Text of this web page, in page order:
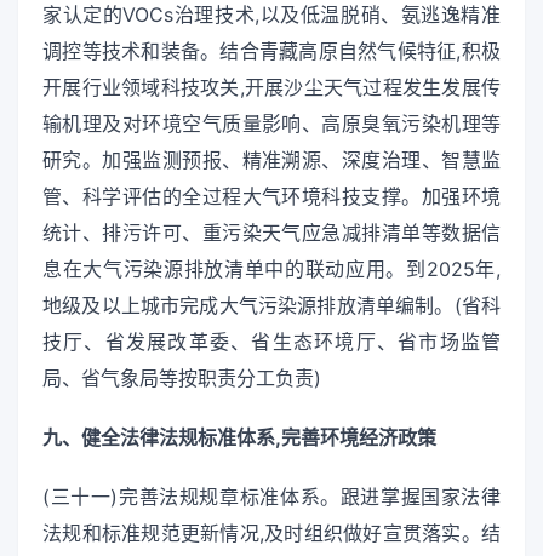
家认定的VOCs治理技术,以及低温脱硝、氨逃逸精准
调控等技术和装备。结合青藏高原自然气候特征,积极
开展行业领域科技攻关,开展沙尘天气过程发生发展传
输机理及对环境空气质量影响、高原臭氧污染机理等
研究。加强监测预报、精准溯源、深度治理、智慧监
管、科学评估的全过程大气环境科技支撑。加强环境
统计、排污许可、重污染天气应急减排清单等数据信
息在大气污染源排放清单中的联动应用。到2025年,
地级及以上城市完成大气污染源排放清单编制。(省科
技厅、省发展改革委、省生态环境厅、省市场监管
局、省气象局等按职责分工负责)
九、健全法律法规标准体系,完善环境经济政策
(三十一)完善法规规章标准体系。跟进掌握国家法律
法规和标准规范更新情况,及时组织做好宣贯落实。结